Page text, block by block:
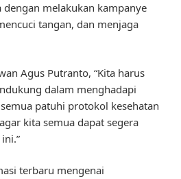
melakukan kampanye
tangan, dan menjaga
Agus Putranto, “Kita harus
dalam menghadapi
patuhi protokol kesehatan
kita semua dapat segera
terbaru mengenai